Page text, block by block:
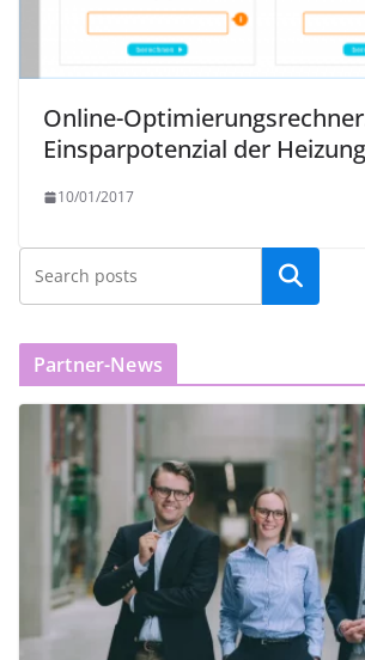
Online-
Einsparpotenzial der
10/01/2017
Partner-News